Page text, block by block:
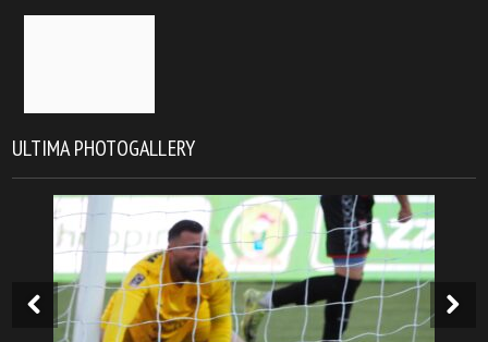
ULTIMA PHOTOGALLERY